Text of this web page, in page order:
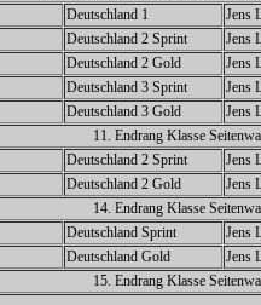
Deutschland 1 Jens
Deutschland 2 Sprint Jens
Deutschland 2 Gold Jens
Deutschland 3 Sprint Jens
Deutschland 3 Gold Jens
11. Endrang Klasse
Deutschland 2 Sprint Jens
Deutschland 2 Gold Jens
14. Endrang Klasse
Deutschland Sprint Jens
Deutschland Gold Jens
15. Endrang Klasse